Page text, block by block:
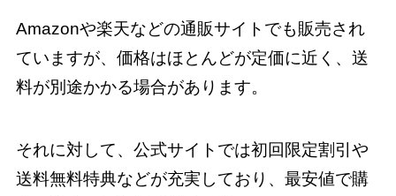
Amazonや楽天などの通販サイトでも販売され
ていますが、価格はほとんどが定価に近く、送
料が別途かかる場合があります。
それに対して、公式サイトでは初回限定割引や
送料無料特典などが充実しており、最安値で購